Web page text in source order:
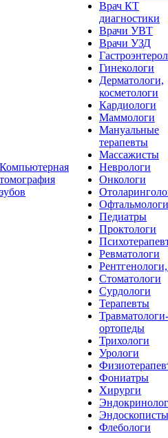
Компьютерная
томография
зубов
Врач КТ
диагностики
Врачи УВТ
Врачи УЗД
Гинекологи
Дерматологи,
косметологи
Кардиологи
Маммологи
Мануальные
терапевты
Массажисты
Неврологи
Онкологи
Офтальмологи
Педиатры
Проктологи
Ревматологи
Стоматологи
Сурдологи
Терапевты
Травматологи-
ортопеды
Трихологи
Урологи
Фониатры
Хирурги
Эндоскописты
Флебологи